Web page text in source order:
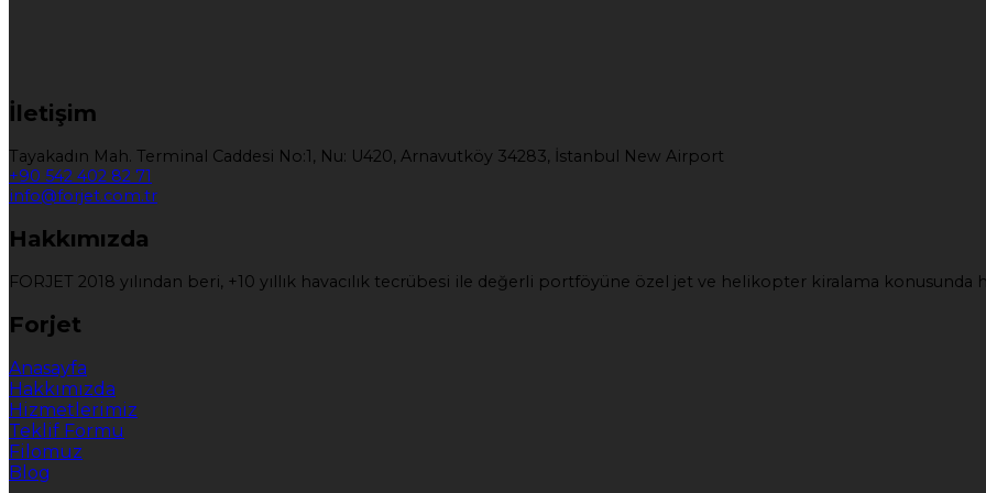
İletişim
Tayakadın Mah. Terminal Caddesi No:1, Nu: U420, Arnavutköy 34283, İstanbul New Airport
+90 542 402 82 71
info@forjet.com.tr
Hakkımızda
FORJET 2018 yılından beri, +10 yıllık havacılık tecrübesi ile değerli portföyüne özel jet ve helikopter kiralama
Forjet
Anasayfa
Hakkımızda
Hizmetlerimiz
Teklif Formu
Filomuz
Blog